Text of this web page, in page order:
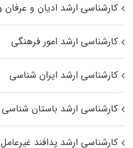
کارشناسی ارشد ادیان و
کارشناسی ارشد امور فرهنگی
کارشناسی ارشد ایران شناسی
کارشناسی ارشد باستان شناسی
کارشناسی ارشد پدافند غیرعامل